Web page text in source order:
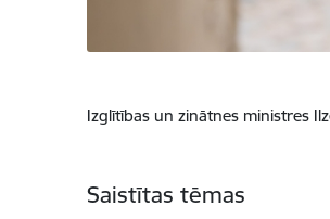
Izglītības un zinātnes ministres
Saistītas tēmas